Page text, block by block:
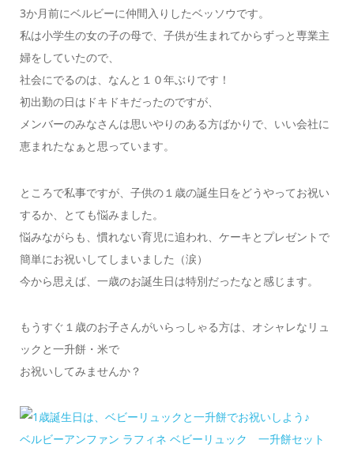
3か月前にベルビーに仲間入りしたベッソウです。
私は小学生の女の子の母で、子供が生まれてからずっと専業主
婦をしていたので、
社会にでるのは、なんと１０年ぶりです！
初出勤の日はドキドキだったのですが、
メンバーのみなさんは思いやりのある方ばかりで、いい会社に
恵まれたなぁと思っています。
ところで私事ですが、子供の１歳の誕生日をどうやってお祝い
するか、とても悩みました。
悩みながらも、慣れない育児に追われ、ケーキとプレゼントで
簡単にお祝いしてしまいました（涙）
今から思えば、一歳のお誕生日は特別だったなと感じます。
もうすぐ１歳のお子さんがいらっしゃる方は、オシャレなリュ
ックと一升餅・米で
お祝いしてみませんか？
ベルビーアンファン ラフィネ ベビーリュック 一升餅セット